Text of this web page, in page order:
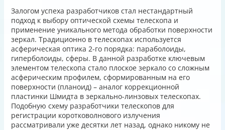
Залогом успеха разработчиков стал нестандартный
подход к выбору оптической схемы телескопа и
применение уникального метода обработки поверхности
зеркал. Традиционно в телескопах используется
асферическая оптика 2-го порядка: параболоиды,
гиперболоиды, сферы. В данной разработке ключевым
элементом телескопа стало плоское зеркало со сложным
асферическим профилем, сформированным на его
поверхности (планоид) – аналог коррекционной
пластинки Шмидта в зеркально-линзовых телескопах.
Подобную схему разработчики телескопов для
регистрации коротковолнового излучения
рассматривали уже десятки лет назад, однако никому не